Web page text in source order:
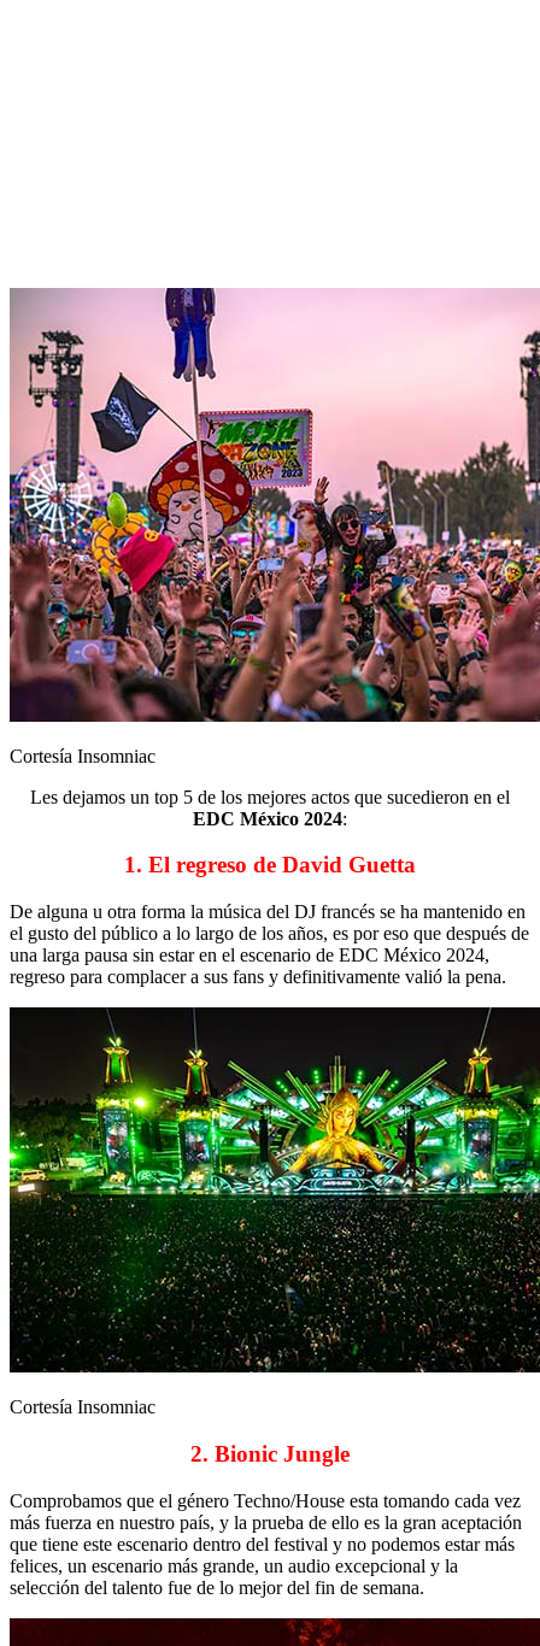
Cortesía Insomniac
Les dejamos un top 5 de los mejores actos que sucedieron en el
EDC México 2024:
1. El regreso de David Guetta
De alguna u otra forma la música del DJ francés se ha mantenido en
el gusto del público a lo largo de los años, es por eso que después de
una larga pausa sin estar en el escenario de EDC México 2024,
regreso para complacer a sus fans y definitivamente valió la pena.
Cortesía Insomniac
2. Bionic Jungle
Comprobamos que el género Techno/House esta tomando cada vez
más fuerza en nuestro país, y la prueba de ello es la gran aceptación
que tiene este escenario dentro del festival y no podemos estar más
felices, un escenario más grande, un audio excepcional y la
selección del talento fue de lo mejor del fin de semana.